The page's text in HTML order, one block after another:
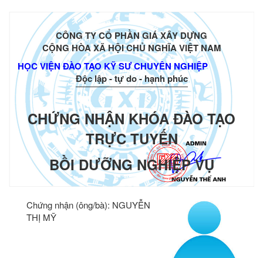
CÔNG TY CỔ PHẦN GIÁ XÂY DỰNG
CỘNG HÒA XÃ HỘI CHỦ NGHĨA VIỆT NAM
HỌC VIỆN ĐÀO TẠO KỸ SƯ CHUYÊN NGHIỆP
Độc lập - tự do - hạnh phúc
CHỨNG NHẬN KHÓA ĐÀO TẠO
TRỰC TUYẾN
BỒI DƯỠNG NGHIỆP VỤ
Chứng nhận (ông/bà): NGUYỄN
THỊ MỸ